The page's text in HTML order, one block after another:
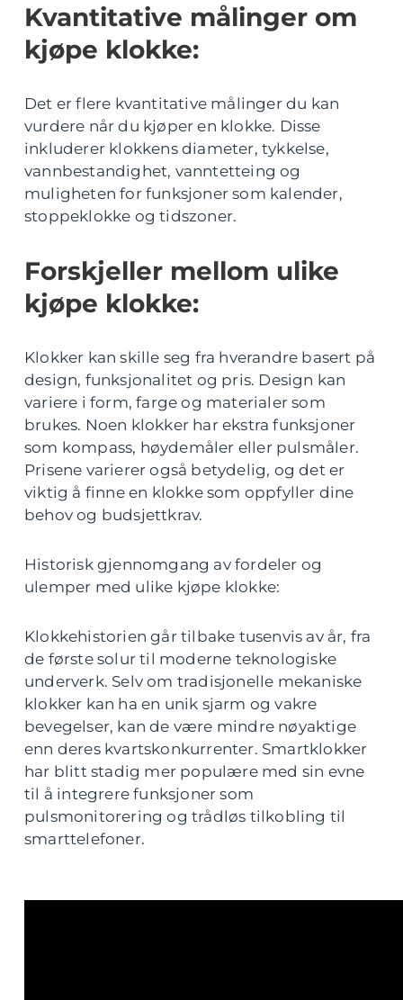
Kvantitative målinger om
kjøpe klokke:
Det er flere kvantitative målinger du kan
vurdere når du kjøper en klokke. Disse
inkluderer klokkens diameter, tykkelse,
vannbestandighet, vanntetteing og
muligheten for funksjoner som kalender,
stoppeklokke og tidszoner.
Forskjeller mellom ulike
kjøpe klokke:
Klokker kan skille seg fra hverandre basert på
design, funksjonalitet og pris. Design kan
variere i form, farge og materialer som
brukes. Noen klokker har ekstra funksjoner
som kompass, høydemåler eller pulsmåler.
Prisene varierer også betydelig, og det er
viktig å finne en klokke som oppfyller dine
behov og budsjettkrav.
Historisk gjennomgang av fordeler og
ulemper med ulike kjøpe klokke:
Klokkehistorien går tilbake tusenvis av år, fra
de første solur til moderne teknologiske
underverk. Selv om tradisjonelle mekaniske
klokker kan ha en unik sjarm og vakre
bevegelser, kan de være mindre nøyaktige
enn deres kvartskonkurrenter. Smartklokker
har blitt stadig mer populære med sin evne
til å integrere funksjoner som
pulsmonitorering og trådløs tilkobling til
smarttelefoner.